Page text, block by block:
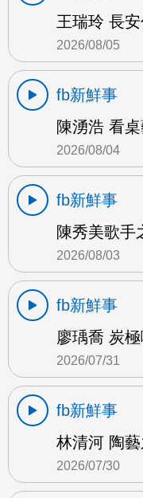
王瑞玲 長
2026/08/05
fb新鮮事
陳湧浩 看
2026/08/04
fb新鮮事
陳秀美歌手
2026/08/03
fb新鮮事
廖瑀喬 炭
2026/07/31
fb新鮮事
林清河 陶
2026/07/30